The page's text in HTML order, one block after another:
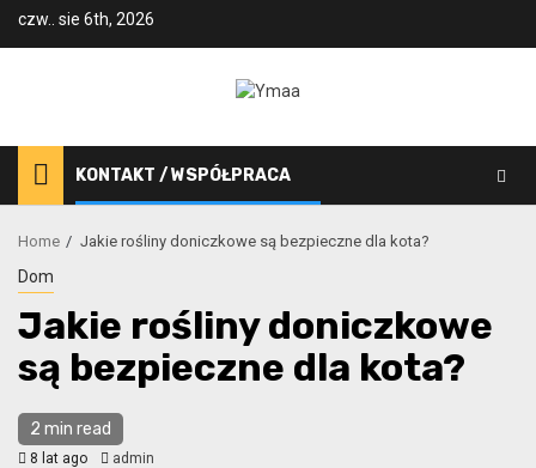
czw.. sie 6th, 2026
KONTAKT / WSPÓŁPRACA
Home Jakie rośliny doniczkowe są bezpieczne dla kota?
Dom
Jakie rośliny doniczkowe
są bezpieczne dla kota?
2 min read
8 lat ago admin